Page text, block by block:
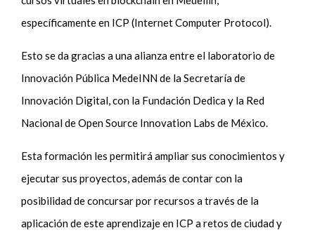
específicamente en ICP (Internet Computer Protocol).
Esto se da gracias a una alianza entre el laboratorio de
Innovación Pública MedeINN de la Secretaría de
Innovación Digital, con la Fundación Dedica y la Red
Nacional de Open Source Innovation Labs de México.
Esta formación les permitirá ampliar sus conocimientos y
ejecutar sus proyectos, además de contar con la
posibilidad de concursar por recursos a través de la
aplicación de este aprendizaje en ICP a retos de ciudad y